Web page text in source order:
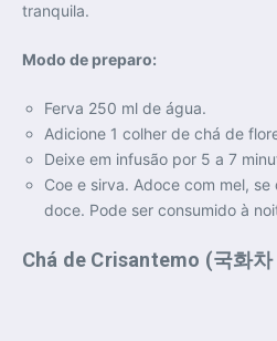
tranquila.
Modo de preparo:
Ferva 250 ml de água.
Adicione 1 colher de chá de
Deixe em infusão por 5 a 7
Coe e sirva. Adoce com mel,
doce. Pode ser consumido à
Chá de Crisantemo (국화